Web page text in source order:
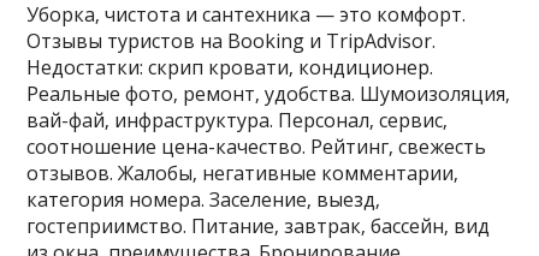
Уборка‚ чистота и сантехника — это комфорт.
Отзывы туристов на Booking и TripAdvisor.
Недостатки: скрип кровати‚ кондиционер.
Реальные фото‚ ремонт‚ удобства. Шумоизоляция‚
вай-фай‚ инфраструктура. Персонал‚ сервис‚
соотношение цена-качество. Рейтинг‚ свежесть
отзывов. Жалобы‚ негативные комментарии‚
категория номера. Заселение‚ выезд‚
гостеприимство. Питание‚ завтрак‚ бассейн‚ вид